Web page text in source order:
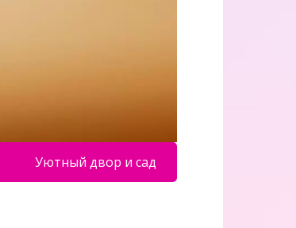
Уютный двор и сад